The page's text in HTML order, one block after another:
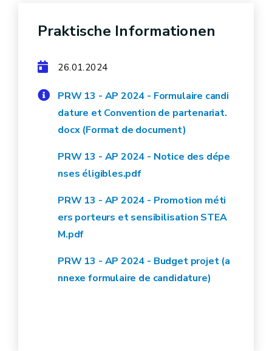
Praktische Informationen
26.01.2024
PRW 13 - AP 2024 - Formulaire candi
dature et Convention de partenariat.
docx (Format de document)
PRW 13 - AP 2024 - Notice des dépe
nses éligibles.pdf
PRW 13 - AP 2024 - Promotion méti
ers porteurs et sensibilisation STEA
M.pdf
PRW 13 - AP 2024 - Budget projet (a
nnexe formulaire de candidature)